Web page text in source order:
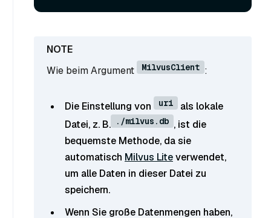
Wie beim Argument MilvusClient :
Die Einstellung von uri
als lokale
Datei, z. B.
./milvus.db , ist die
bequemste Methode, da sie
automatisch Milvus Liteverwendet,
um alle Daten in dieser Datei zu
speichern.
Wenn Sie große Datenmengen haben,